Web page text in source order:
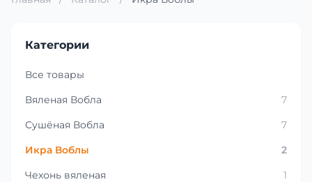
Категории
Все товары
Вяленая Вобла
7
Сушёная Вобла
7
Икра Воблы
2
Чехонь вяленая
1